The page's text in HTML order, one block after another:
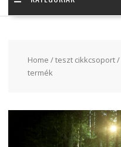
Home /teszt cikkcsoport/
termék